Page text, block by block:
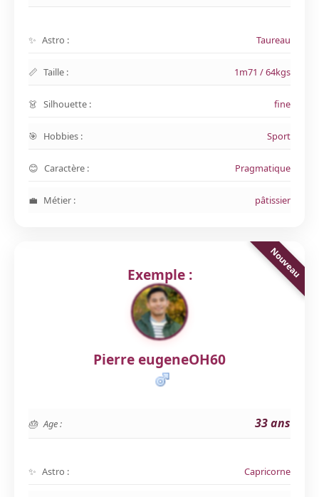
Astro : Taureau
Taille : 1m71 / 64kgs
Silhouette : fine
Hobbies : Sport
Caractère : Pragmatique
Métier : pâtissier
Exemple :
Pierre eugeneOH60
Age : 33 ans
Astro : Capricorne